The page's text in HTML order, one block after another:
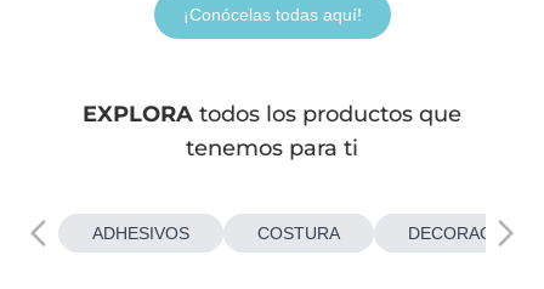
¡Conócelas todas aquí!
EXPLORA todos los productos que
tenemos para ti
ADHESIVOS COSTURA